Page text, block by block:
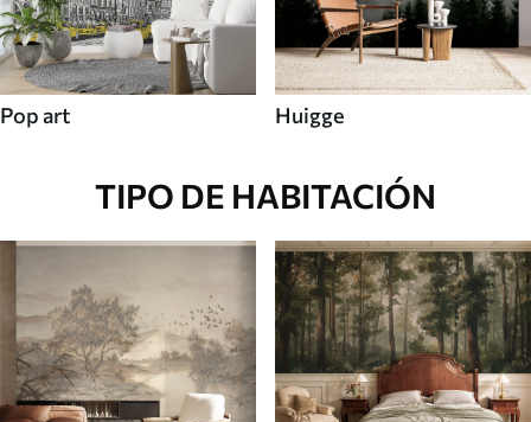
Pop art Huigge
TIPO DE HABITACIÓN